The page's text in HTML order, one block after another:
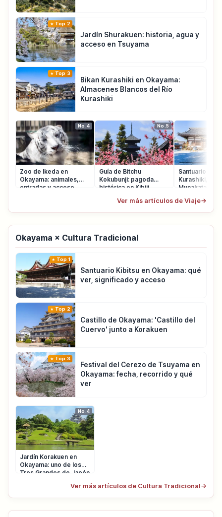
Top 2
Jardín Shurakuen: historia, agua y
acceso en Tsuyama
Top 3
Bikan Kurashiki en Okayama:
Almacenes Blancos del Río
Kurashiki
No.4
Zoo de Ikeda en
Okayama: animales,
entradas y acceso
No.5
Guía de Bitchu
Kokubunji: pagoda
histórica en Kibiji
Santuario Achi:
Kurashiki,
Munakata y
Ver más artículos de Viaje→
Okayama × Cultura Tradicional
Top 1
Santuario Kibitsu en Okayama: qué
ver, significado y acceso
Top 2
Castillo de Okayama: 'Castillo del
Cuervo' junto a Korakuen
Top 3
Festival del Cerezo de Tsuyama en
Okayama: fecha, recorrido y qué
ver
No.4
Jardín Korakuen en
Okayama: uno de los
Tres Grandes de Japón
Ver más artículos de Cultura Tradicional→